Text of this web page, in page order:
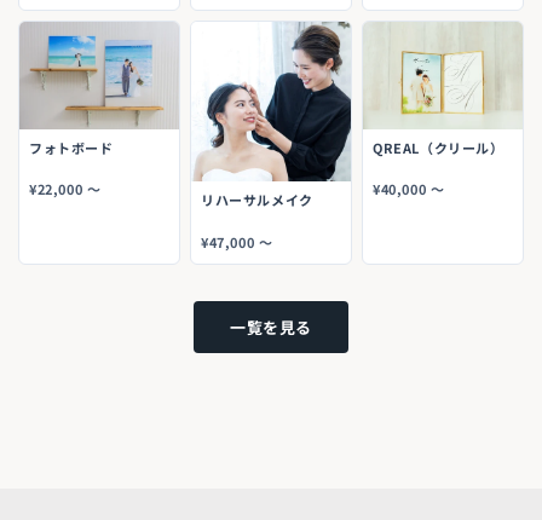
フォトボード
¥22,000 〜
リハーサルメイク
¥47,000 〜
QREAL（クリール）
¥40,000 〜
一覧を見る